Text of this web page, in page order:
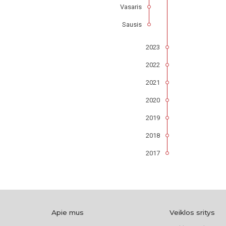
Vasaris
Sausis
2023
2022
2021
2020
2019
2018
2017
Apie mus Veiklos sritys